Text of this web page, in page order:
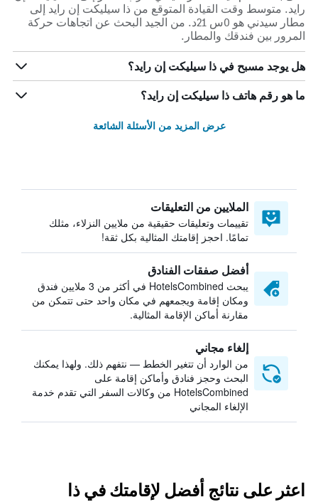
رايد. متوسط وقت القيادة المتوقع من ذا سيليكت إن رايد إلى
مطار سيدني هو 0س 21د. من الجيد البحث عن اتجاهات حركة
المرور بين فندقك والمطار.
هل يوجد مسبح في ذا سيليكت إن رايد؟
ما هو رقم هاتف ذا سيليكت إن رايد؟
عرض المزيد من الأسئلة الشائعة
الملايين من التعليقات
تقييمات وتعليقات حقيقية من ملايين النزلاء، مثلك
تمامًا. احجز إقامتك المثالية بكل ثقة!
أفضل صفقات الفنادق
يبحث HotelsCombined في أكثر من 3 ملايين فندق
ومكان إقامة ويجمعهم في مكان واحد حتى تتمكن من
مقارنة أماكن الإقامة المثالية.
إلغاء مجاني
من الوارد أن تتغير الخطط — نتفهم ذلك. ولهذا يمكنك
البحث وحجز فنادق وأماكن إقامة على
HotelsCombined من وكالات السفر التي تقدم خدمة
الإلغاء المجاني
اعثر على نتائج أفضل لإقامتك في ذا